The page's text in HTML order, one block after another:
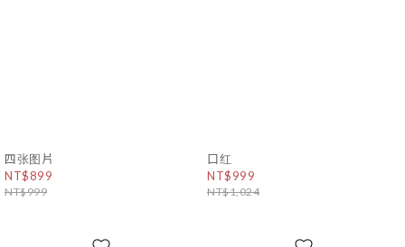
四张图片
NT$899
NT$999
口红
NT$999
NT$1,024